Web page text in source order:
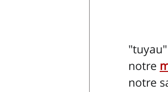
notre
notre